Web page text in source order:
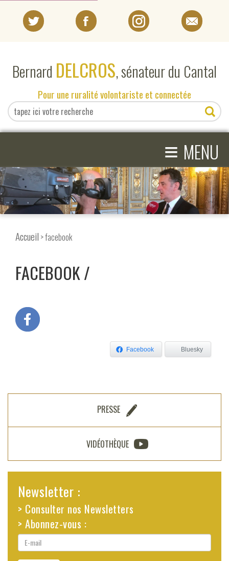
Bernard DELCROS, sénateur du Cantal
Pour une ruralité volontariste et connectée
≡ MENU
EN DIRECT DU SÉNAT
EN DIRECT DU CANTAL
COMPRENDRE LE SÉNAT
Accueil > facebook
FACEBOOK
Facebook Bluesky
PRESSE
VIDÉOTHÈQUE
Newsletter :
> Consulter nos Newsletters
> Abonnez-vous :
E-
mail